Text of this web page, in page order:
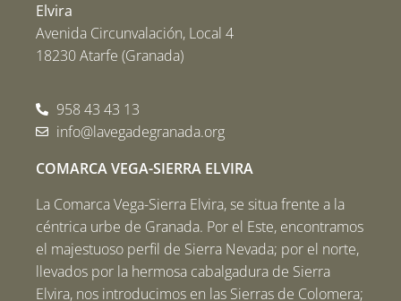
Elvira
Avenida Circunvalación, Local 4
18230 Atarfe (Granada)
958 43 43 13
info@lavegadegranada.org
COMARCA VEGA-SIERRA ELVIRA
La Comarca Vega-Sierra Elvira, se situa frente a la
céntrica urbe de Granada. Por el Este, encontramos
el majestuoso perfil de Sierra Nevada; por el norte,
llevados por la hermosa cabalgadura de Sierra
Elvira, nos introducimos en las Sierras de Colomera;